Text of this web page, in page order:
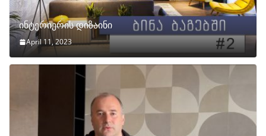
ინტერიერის დიზაინი
April 11, 2023